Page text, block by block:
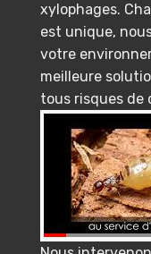
xylophages.
est unique,
votre
meilleure
tous risques de